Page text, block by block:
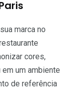
marca no
cores,
um ambiente
de referência